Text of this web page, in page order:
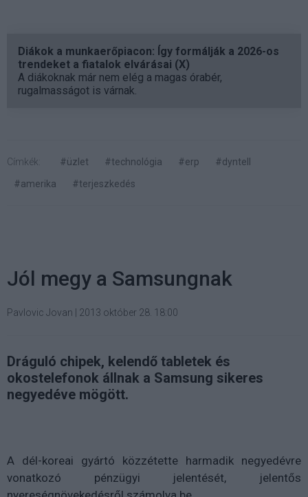
Diákok a munkaerőpiacon: Így formálják a 2026-os
trendeket a fiatalok elvárásai (X)
A diákoknak már nem elég a magas órabér,
rugalmasságot is várnak.
Címkék: #üzlet #technológia #erp
#dyntell
#amerika
#terjeszkedés
Jól megy a Samsungnak
Pavlovic Jovan | 2013 október 28. 18:00
Dráguló chipek, kelendő tabletek és
okostelefonok állnak a Samsung sikeres
negyedéve mögött.
A dél-koreai gyártó közzétette harmadik negyedévre
vonatkozó pénzügyi jelentését, jelentős